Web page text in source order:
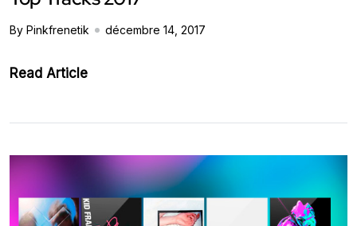
By Pinkfrenetik décembre 14, 2017
Read Article